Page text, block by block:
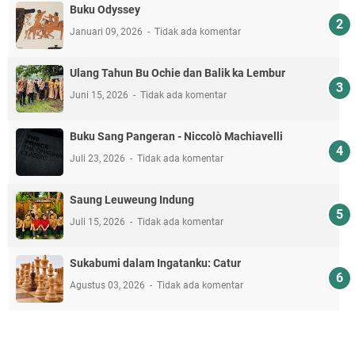
Buku Odyssey
Januari 09, 2026 Tidak ada komentar
Ulang Tahun Bu Ochie dan Balik ka Lembur
Juni 15, 2026 Tidak ada komentar
Buku Sang Pangeran - Niccolò Machiavelli
Juli 23, 2026 Tidak ada komentar
Saung Leuweung Indung
Juli 15, 2026 Tidak ada komentar
Sukabumi dalam Ingatanku: Catur
Agustus 03, 2026 Tidak ada komentar